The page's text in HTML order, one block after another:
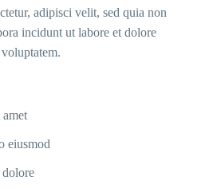
adipisci velit, sed quia non
incidunt ut labore et dolore
eiusmod